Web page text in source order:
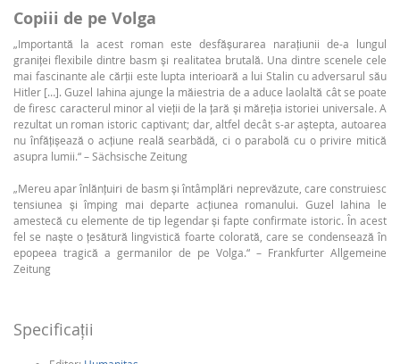
Copiii de pe Volga
„Importantă la acest roman este desfășurarea narațiunii de-a lungul
graniței flexibile dintre basm și realitatea brutală. Una dintre scenele cele
mai fascinante ale cărții este lupta interioară a lui Stalin cu adversarul său
Hitler […]. Guzel Iahina ajunge la măiestria de a aduce laolaltă cât se poate
de firesc caracterul minor al vieții de la țară și măreția istoriei universale. A
rezultat un roman istoric captivant; dar, altfel decât s-ar aștepta, autoarea
nu înfățișează o acțiune reală searbădă, ci o parabolă cu o privire mitică
asupra lumii.“ – Sächsische Zeitung
„Mereu apar înlănțuiri de basm și întâmplări neprevăzute, care construiesc
tensiunea și împing mai departe acțiunea romanului. Guzel Iahina le
amestecă cu elemente de tip legendar și fapte confirmate istoric. În acest
fel se naște o țesătură lingvistică foarte colorată, care se condensează în
epopeea tragică a germanilor de pe Volga.“ – Frankfurter Allgemeine
Zeitung
Specificaţii